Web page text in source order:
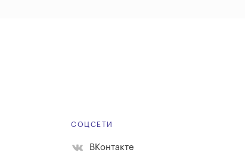
СОЦСЕТИ
ВКонтакте